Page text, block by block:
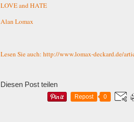
LOVE and HATE
Alan Lomax
Lesen Sie auch: http://www.lomax-deckard.de/
Diesen Post teilen
Repost 0